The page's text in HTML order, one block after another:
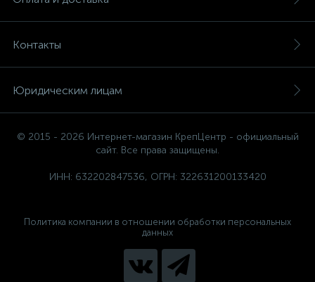
Контакты
Юридическим лицам
© 2015 - 2026 Интернет-магазин КрепЦентр - официальный
сайт. Все права защищены.
ИНН: 632202847536, ОГРН: 322631200133420
Политика компании в отношении обработки персональных
данных